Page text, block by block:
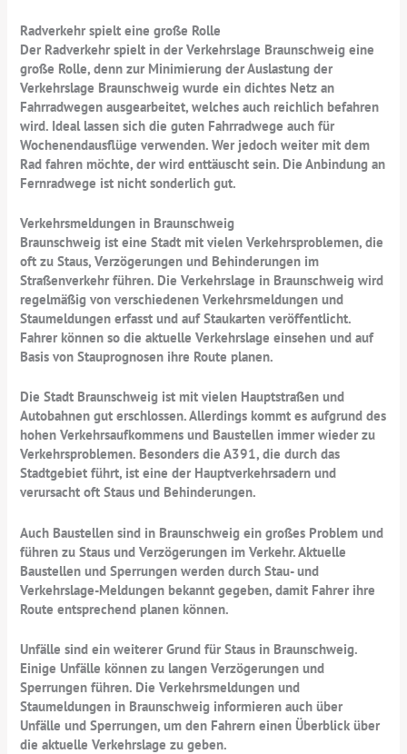
Radverkehr spielt eine große Rolle
Der Radverkehr spielt in der Verkehrslage Braunschweig eine
große Rolle, denn zur Minimierung der Auslastung der
Verkehrslage Braunschweig wurde ein dichtes Netz an
Fahrradwegen ausgearbeitet, welches auch reichlich befahren
wird. Ideal lassen sich die guten Fahrradwege auch für
Wochenendausflüge verwenden. Wer jedoch weiter mit dem
Rad fahren möchte, der wird enttäuscht sein. Die Anbindung an
Fernradwege ist nicht sonderlich gut.
Verkehrsmeldungen in Braunschweig
Braunschweig ist eine Stadt mit vielen Verkehrsproblemen, die
oft zu Staus, Verzögerungen und Behinderungen im
Straßenverkehr führen. Die Verkehrslage in Braunschweig wird
regelmäßig von verschiedenen Verkehrsmeldungen und
Staumeldungen erfasst und auf Staukarten veröffentlicht.
Fahrer können so die aktuelle Verkehrslage einsehen und auf
Basis von Stauprognosen ihre Route planen.
Die Stadt Braunschweig ist mit vielen Hauptstraßen und
Autobahnen gut erschlossen. Allerdings kommt es aufgrund des
hohen Verkehrsaufkommens und Baustellen immer wieder zu
Verkehrsproblemen. Besonders die A391, die durch das
Stadtgebiet führt, ist eine der Hauptverkehrsadern und
verursacht oft Staus und Behinderungen.
Auch Baustellen sind in Braunschweig ein großes Problem und
führen zu Staus und Verzögerungen im Verkehr. Aktuelle
Baustellen und Sperrungen werden durch Stau- und
Verkehrslage-Meldungen bekannt gegeben, damit Fahrer ihre
Route entsprechend planen können.
Unfälle sind ein weiterer Grund für Staus in Braunschweig.
Einige Unfälle können zu langen Verzögerungen und
Sperrungen führen. Die Verkehrsmeldungen und
Staumeldungen in Braunschweig informieren auch über
Unfälle und Sperrungen, um den Fahrern einen Überblick über
die aktuelle Verkehrslage zu geben.